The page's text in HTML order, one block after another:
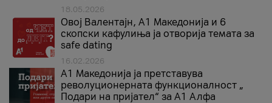
18.05.2026
Овој Валентајн, A1 Македонија и 6
скопски кафулиња ја отворија темата за
safe dating
16.02.2026
А1 Македонија ја претставува
револуционерната функционалност „
Подари на пријател“ за А1 Алфа